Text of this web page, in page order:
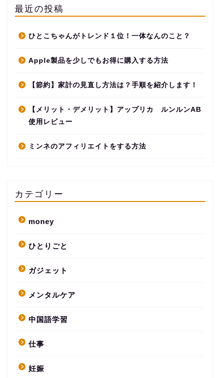
最近の投稿
ひとこちゃんがトレンド１位！一体なんのこと？
Apple製品を少しでもお得に購入する方法
【節約】家計の見直し方法は？手順を紹介します！
【メリット・デメリット】アップリカ ルンルンAB
使用レビュー
ミンネのアフィリエイトをする方法
カテゴリー
money
ひとりごと
ガジェット
メンタルケア
中国語学習
仕事
妊娠